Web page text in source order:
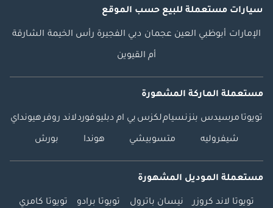
سيارات مستعملة للبيع حسب الموقع
الإمارات أبوظبي العين عجمان دبي الفجيرة رأس الخيمة الشارقة
أم القيوين
مستعملة الماركة المشهورة
تويوتا مرسيدس بنزنسياملكزس بي ام دبليوفوردلاند روفرهيونداي
شيفروليه متسوبيشي هوندا بورش
مستعملة الموديل المشهورة
تويوتا لاند كروزر نيسان باترول تويوتا برادو تويوتا كامري